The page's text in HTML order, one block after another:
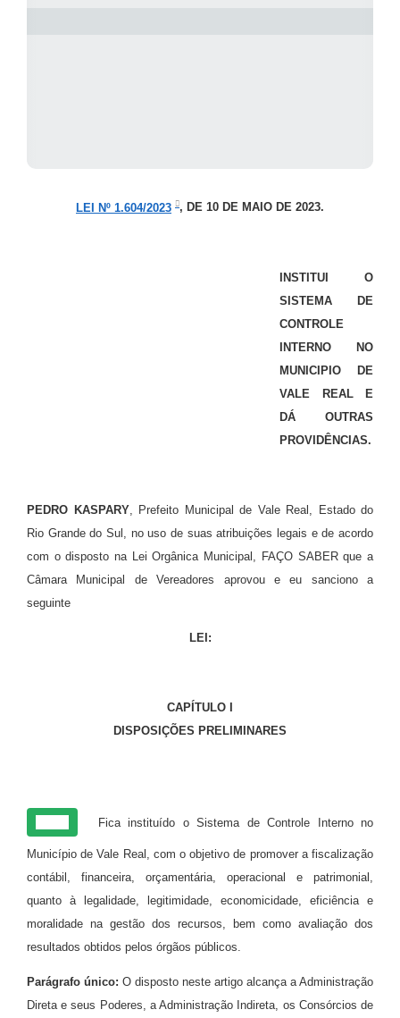
LEI Nº 1.604/2023 , DE 10 DE MAIO DE 2023.
INSTITUI O
SISTEMA DE
CONTROLE
INTERNO NO
MUNICIPIO DE
VALE REAL E
DÁ OUTRAS
PROVIDÊNCIAS.
PEDRO KASPARY, Prefeito Municipal de Vale Real, Estado do
Rio Grande do Sul, no uso de suas atribuições legais e de acordo
com o disposto na Lei Orgânica Municipal, FAÇO SABER que a
Câmara Municipal de Vereadores aprovou e eu sanciono a
seguinte
LEI:
CAPÍTULO I
DISPOSIÇÕES PRELIMINARES
Fica instituído o Sistema de Controle Interno no
Município de Vale Real, com o objetivo de promover a fiscalização
contábil, financeira, orçamentária, operacional e patrimonial,
quanto à legalidade, legitimidade, economicidade, eficiência e
moralidade na gestão dos recursos, bem como avaliação dos
resultados obtidos pelos órgãos públicos.
Parágrafo único: O disposto neste artigo alcança a Administração
Direta e seus Poderes, a Administração Indireta, os Consórcios de